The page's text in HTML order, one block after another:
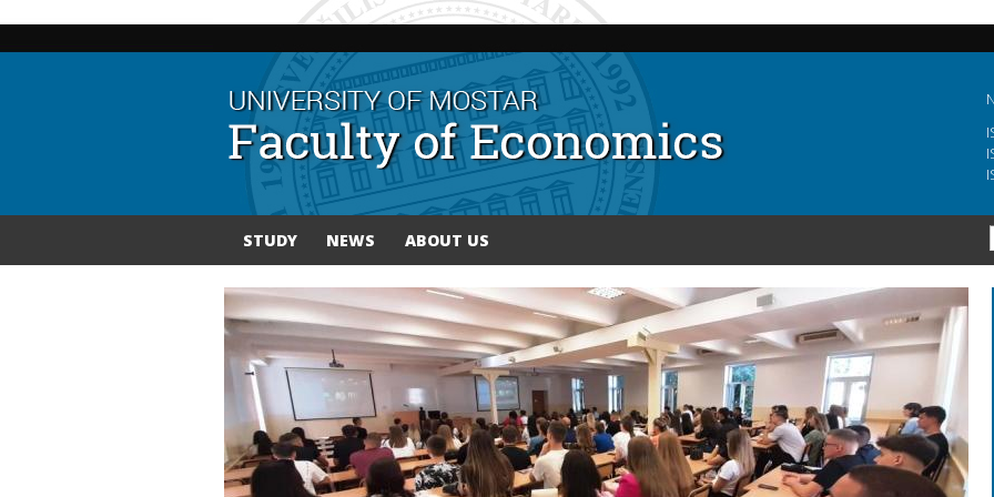
content
STUDY NEWS ABOUT US
You are here